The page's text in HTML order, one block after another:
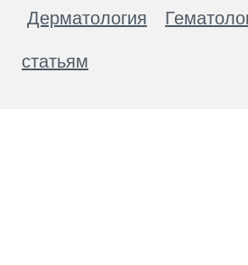
Дерматология
статьям